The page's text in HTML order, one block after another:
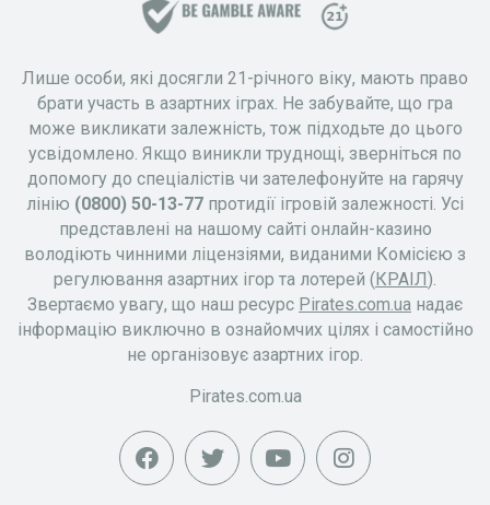
Pirates.com.ua
Лише особи, які досягли 21-річного віку, мають право
брати участь в азартних іграх. Не забувайте, що гра
може викликати залежність, тож підходьте до цього
усвідомлено. Якщо виникли труднощі, зверніться по
допомогу до спеціалістів чи зателефонуйте на гарячу
лінію (0800) 50-13-77 протидії ігровій залежності. Усі
представлені на нашому сайті онлайн-казино
володіють чинними ліцензіями, виданими Комісією з
регулювання азартних ігор та лотерей ( КРАІЛ ).
Звертаємо увагу, що наш ресурс Pirates.com.ua надає
інформацію виключно в ознайомчих цілях і самостійно
не організовує азартних ігор.